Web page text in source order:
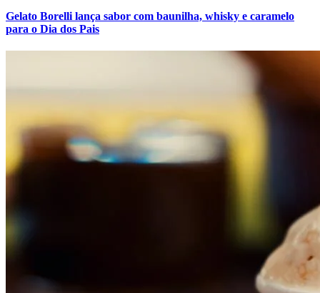
Gelato Borelli lança sabor com baunilha, whisky e caramelo
para o Dia dos Pais